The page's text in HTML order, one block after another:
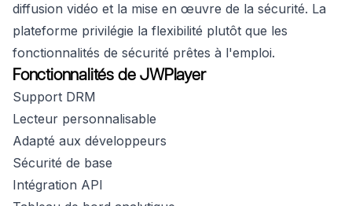
diffusion vidéo et la mise en œuvre de la sécurité. La
plateforme privilégie la flexibilité plutôt que les
fonctionnalités de sécurité prêtes à l'emploi.
Fonctionnalités de JWPlayer
Support DRM
Lecteur personnalisable
Adapté aux développeurs
Sécurité de base
Intégration API